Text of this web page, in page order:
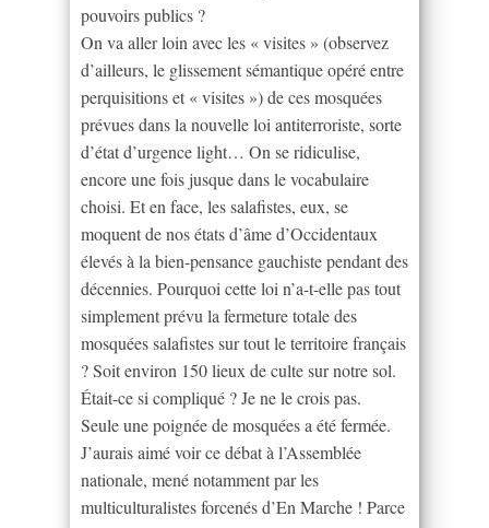
pouvoirs publics ?
On va aller loin avec les « visites » (observez
d’ailleurs, le glissement sémantique opéré entre
perquisitions et « visites ») de ces mosquées
prévues dans la nouvelle loi antiterroriste, sorte
d’état d’urgence light… On se ridiculise,
encore une fois jusque dans le vocabulaire
choisi. Et en face, les salafistes, eux, se
moquent de nos états d’âme d’Occidentaux
élevés à la bien-pensance gauchiste pendant des
décennies. Pourquoi cette loi n’a-t-elle pas tout
simplement prévu la fermeture totale des
mosquées salafistes sur tout le territoire français
? Soit environ 150 lieux de culte sur notre sol.
Était-ce si compliqué ? Je ne le crois pas.
Seule une poignée de mosquées a été fermée.
J’aurais aimé voir ce débat à l’Assemblée
nationale, mené notamment par les
multiculturalistes forcenés d’En Marche ! Parce